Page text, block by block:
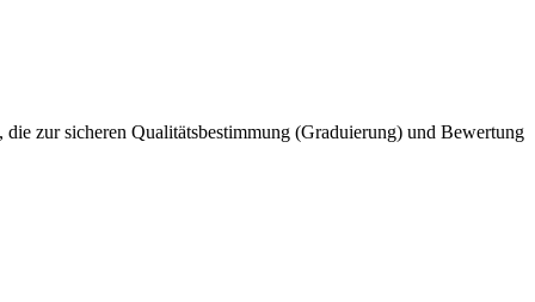
zur sicheren Qualitätsbestimmung (Graduierung) und Bewertung